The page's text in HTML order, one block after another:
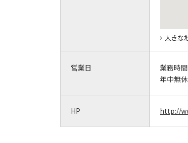
大きな
営業日 業務時間
年中無休
HP http://